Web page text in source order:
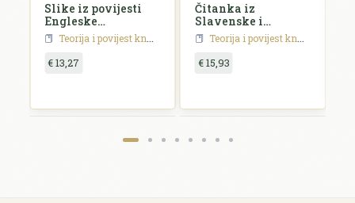
Slike iz povijesti
Engleske
književnosti
Teorija i povijest književnosti
€ 13,27
Čitanka iz
Slavenske i
Madžarske
književnosti
Teorija i povijest književnosti
€ 15,93